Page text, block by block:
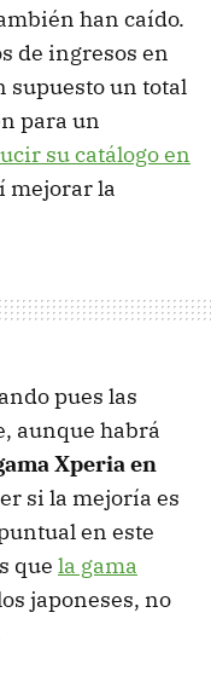
han caído.
de ingresos en
supuesto un total
para un
su catálogo en
mejorar la
pues las
aunque habrá
Xperia en
si la mejoría es
en este
que la gama
japoneses, no